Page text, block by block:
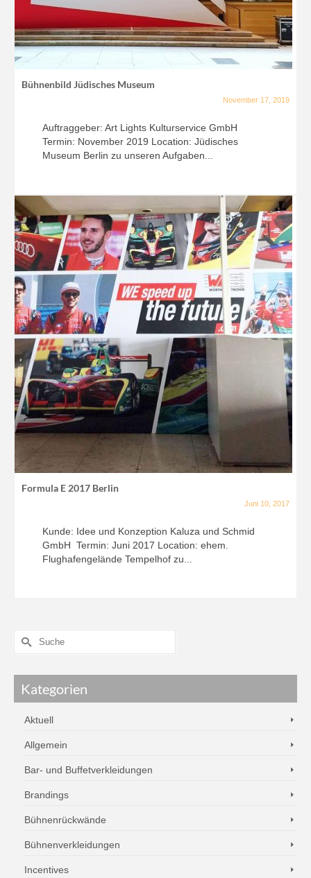
Bühnenbild Jüdisches Museum
November 17, 2019
Auftraggeber: Art Lights Kulturservice GmbH
Termin: November 2019 Location: Jüdisches
Museum Berlin zu unseren Aufgaben...
Formula E 2017 Berlin
Juni 10, 2017
Kunde: Idee und Konzeption Kaluza und Schmid
GmbH Termin: Juni 2017 Location: ehem.
Flughafengelände Tempelhof zu...
Kategorien
Aktuell
Allgemein
Bar- und Buffetverkleidungen
Brandings
Bühnenrückwände
Bühnenverkleidungen
Incentives